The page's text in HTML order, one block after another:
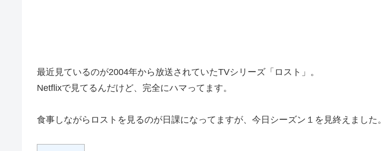
最近見ているのが2004年から放送されていたTVシリーズ「ロスト」。
Netflixで見てるんだけど、完全にハマってます。
食事しながらロストを見るのが日課になってますが、今日シーズン１を見終えました。